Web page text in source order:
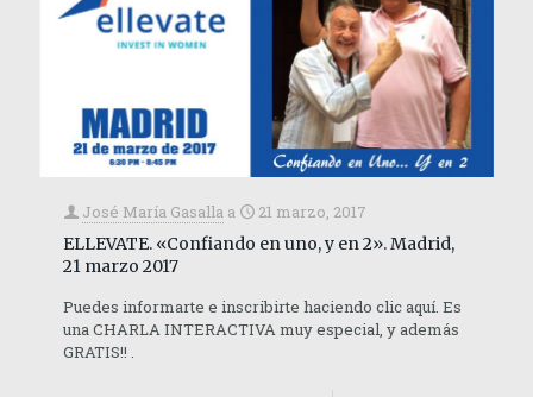
José María Gasalla a
21 marzo, 2017
ELLEVATE. «Confiando en uno, y en 2». Madrid,
21 marzo 2017
Puedes informarte e inscribirte haciendo clic aquí. Es
una CHARLA INTERACTIVA muy especial, y además
GRATIS!! .